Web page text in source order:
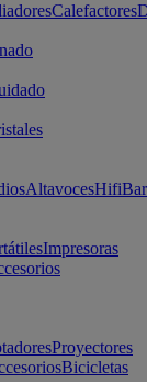
Calefactores
AltavocesHifi
Impresoras
Proyectores
Bicicletas